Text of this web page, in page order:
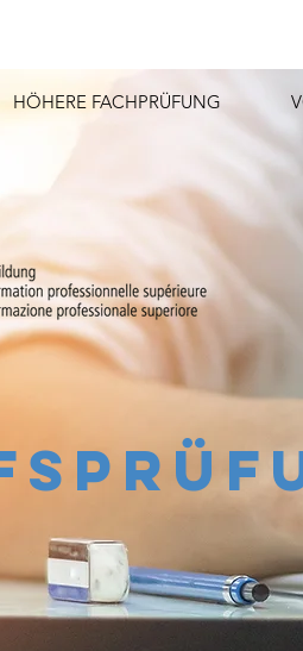
HÖHERE FACHPRÜFUNG